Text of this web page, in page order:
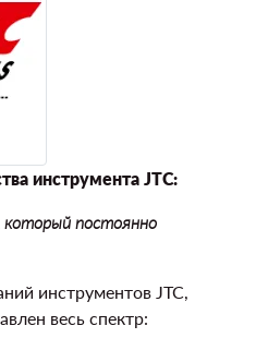
инструмента JTC:
постоянно
инструментов JTC,
весь спектр: